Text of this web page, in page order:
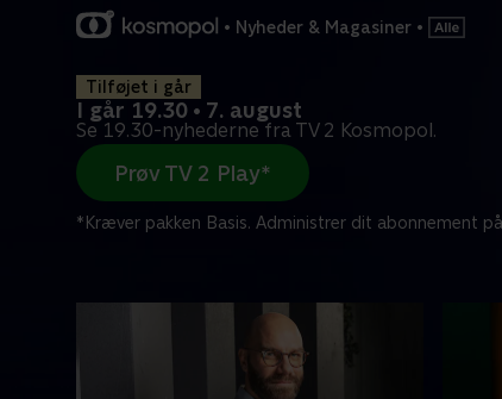
• Nyheder & Magasiner •
Tilføjet i går
I går 19.30 • 7. august
Se 19.30-nyhederne fra TV 2 Kosmopol.
Prøv TV 2 Play*
*Kræver pakken Basis. Administrer dit abonnement